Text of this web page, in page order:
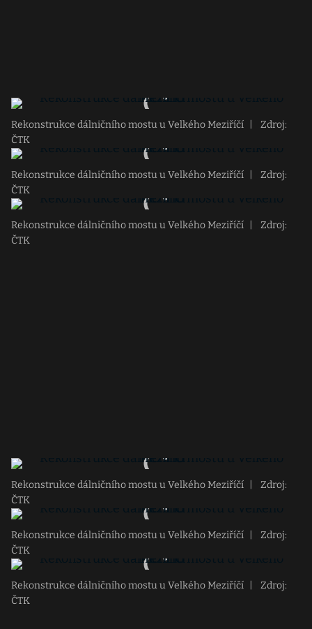
Rekonstrukce dálničního mostu u Velkého Meziříčí
Zdroj:
ČTK
Rekonstrukce dálničního mostu u Velkého Meziříčí
Zdroj:
ČTK
Rekonstrukce dálničního mostu u Velkého Meziříčí
Zdroj:
ČTK
Rekonstrukce dálničního mostu u Velkého Meziříčí
Zdroj:
ČTK
Rekonstrukce dálničního mostu u Velkého Meziříčí
Zdroj:
ČTK
Rekonstrukce dálničního mostu u Velkého Meziříčí
Zdroj:
ČTK